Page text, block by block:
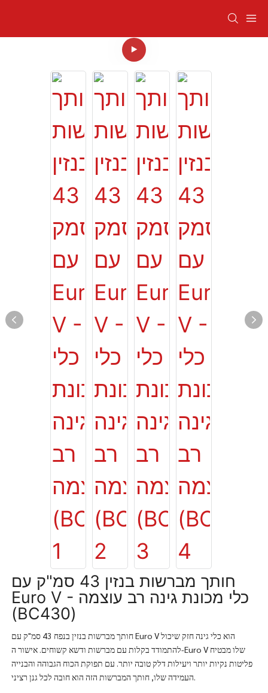
חותך מברשות בנזין 43 סמ"ק עם
Euro V - כלי מכונת גינה רב עוצמה
(BC430)
חותך מברשות בנזין בנפח 43 סמ"ק עם Euro V הוא כלי גינה חזק שיכול
להתמודד בקלות עם מברשות ודשא קשוחים. אישור ה-Euro V שלו מבטיח
פליטות נקיות יותר ויעילות דלק טובה יותר. עם תפוקת הכוח הגבוהה והבנייה
העמידה שלו, חותך המברשות הזה הוא חובה לכל גנן רציני.